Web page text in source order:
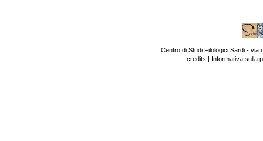
Centro di Studi Filologici Sardi - via
credits | Informativa sulla